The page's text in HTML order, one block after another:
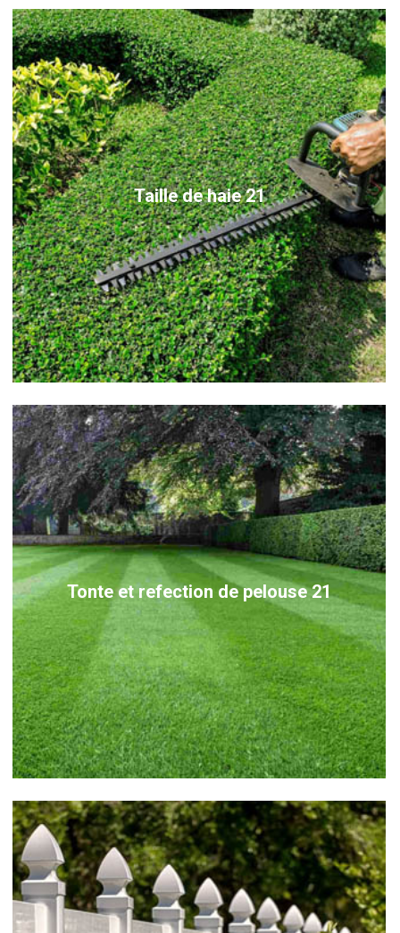
Taille de haie 21
Tonte et refection de pelouse 21